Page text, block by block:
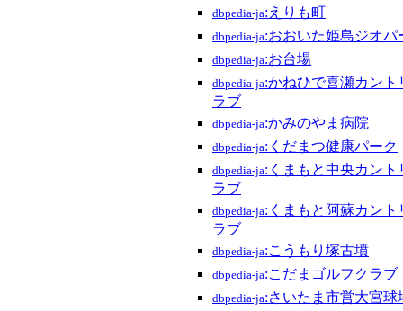
dbpedia-ja:えりも町
dbpedia-ja:おおいた姫島ジオパ
dbpedia-ja:お台場
dbpedia-ja:かねひで喜瀬カント
ラブ
dbpedia-ja:かみのやま病院
dbpedia-ja:くだまつ健康パーク
dbpedia-ja:くまもと中央カント
ラブ
dbpedia-ja:くまもと阿蘇カント
ラブ
dbpedia-ja:こうもり塚古墳
dbpedia-ja:こだまゴルフクラブ
dbpedia-ja:さいたま市営大宮球